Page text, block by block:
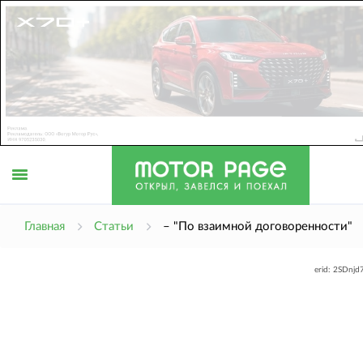
Главная Статьи – "По взаимной договоренности"
erid: